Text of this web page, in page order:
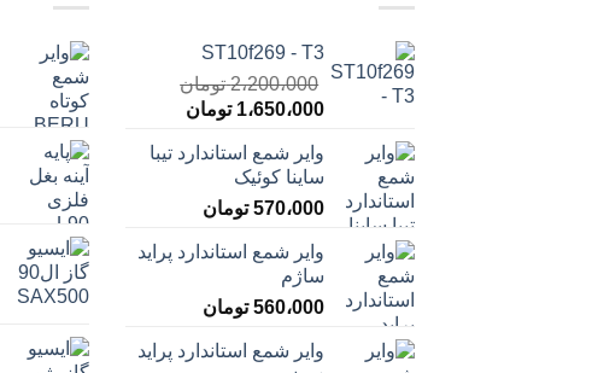
ST10f269 - T3
2،200،000 تومان
قیمت
2،200،000 تومان
بود.
1،650،000 تومان
1،650،000 تومان
وایر شمع استاندارد تیبا
ساینا کوئیک
570،000 تومان
وایر شمع استاندارد پراید
ساژم
560،000 تومان
وایر شمع استاندارد پراید